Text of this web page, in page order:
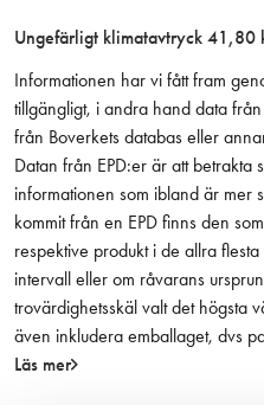
d
c
h
b
r
e
d
d
,
1
p
a
Ungefärligt klimatavtryck 41,80
Informationen har vi fått fram
tillgängligt, i andra hand data
från Boverkets databas eller
Datan från EPD:er är att betrakta
informationen som ibland är mer
kommit från en EPD finns den
respektive produkt i de allra
intervall eller om råvarans
trovärdighetsskäl valt det högsta
även inkludera emballaget, dvs
Läs mer